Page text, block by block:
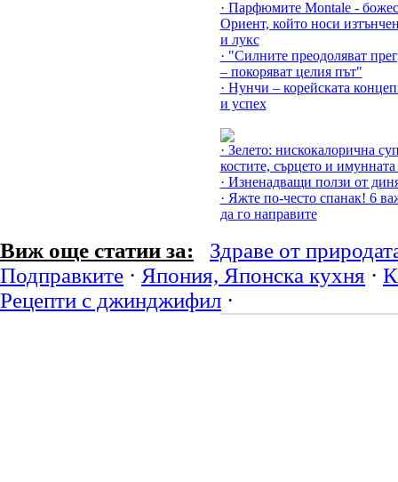
· Парфюмите Montale -
Ориент, който носи
и лукс
· "Силните преодоляват
– покоряват целия път"
· Нунчи – корейската
и успех
· Зелето: нискокалорична
костите, сърцето и имунната
· Изненадващи ползи от
· Яжте по-често спанак! 6
да го направите
Виж още статии за:
Здраве от
Подправките · Япония, Японска кухня ·
Рецепти с джинджифил ·